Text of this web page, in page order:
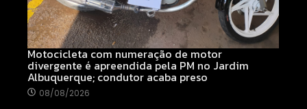
Motocicleta com numeração de motor
divergente é apreendida pela PM no Jardim
Albuquerque; condutor acaba preso
08/08/2026